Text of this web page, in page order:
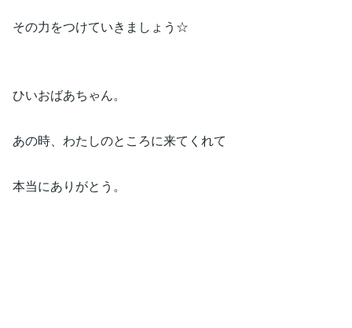
その力をつけていきましょう☆
ひいおばあちゃん。
あの時、わたしのところに来てくれて
本当にありがとう。